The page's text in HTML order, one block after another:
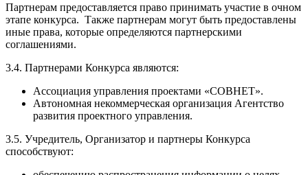
Партнерам предоставляется право принимать участие в очном
этапе конкурса. Также партнерам могут быть предоставлены
иные права, которые определяются партнерскими
соглашениями.
3.4. Партнерами Конкурса являются:
Ассоциация управления проектами «СОВНЕТ».
Автономная некоммерческая организация Агентство
развития проектного управления.
3.5. Учредитель, Организатор и партнеры Конкурса
способствуют: